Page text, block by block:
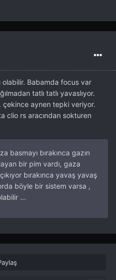
Babamda focus var
tatlı tatlı yavaslıyor.
çekince aynen tepki veriyor.
clio rs aracından sokturen
basmayı bırakınca gazın
bir pim vardı, gaza
bırakınca yavaş yavaş
böyle bir sistem varsa ,
...